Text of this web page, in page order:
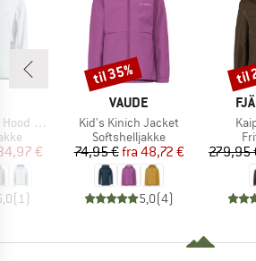
pris
€
(1)
MÆRKE
VAUDE
Artikel
Kid's Kinich Jacket
Produktgruppe
Softshelljakke
Pris
74,95 € Nedsat pris
fra 48,72 €
5,0(4)
Rabat
til 35%
279,95
til